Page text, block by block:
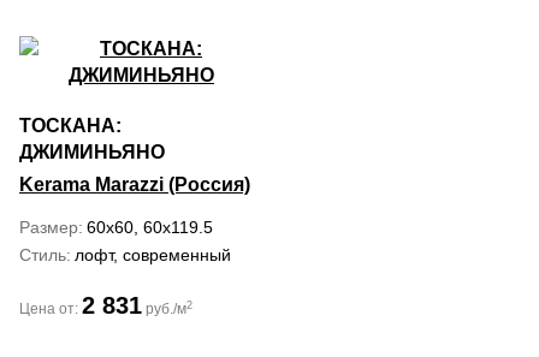
ТОСКАНА:
ДЖИМИНЬЯНО
Kerama Marazzi (Россия)
Размер 60x60, 60x119.5
Стиль лофт, современный
Цена от: 2 831 руб./м2